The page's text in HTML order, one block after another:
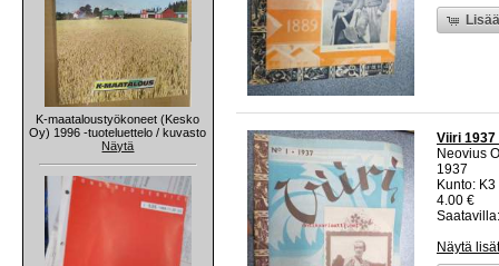
K-maataloustyökoneet (Kesko
Oy) 1996 -tuoteluettelo / kuvasto
Näytä
Viiri
Neovius
1937
Kunto:
4.00 €
Näytä